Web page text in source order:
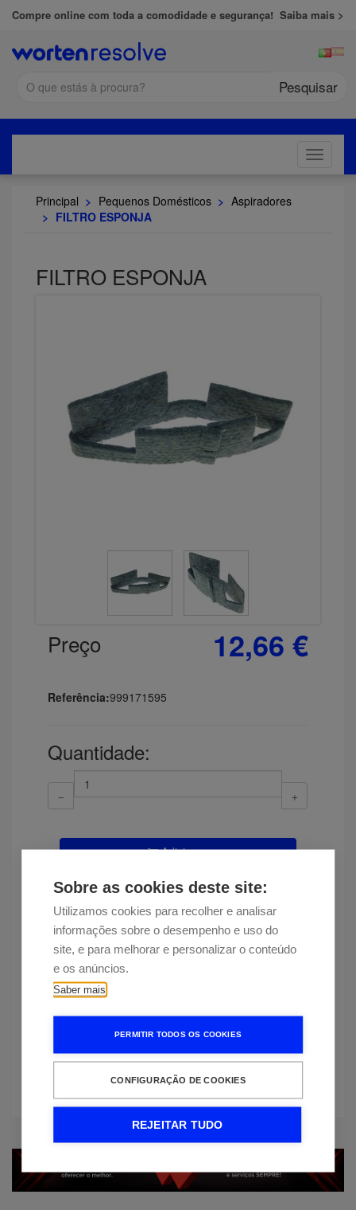
Sobre as cookies deste site:
Utilizamos cookies para recolher e analisar
informações sobre o desempenho e uso do
site, e para melhorar e personalizar o conteúdo
e os anúncios.
Saber mais
PERMITIR TODOS OS COOKIES
CONFIGURAÇÃO DE COOKIES
REJEITAR TUDO
Compre online com toda a comodidade e segurança! Saiba mais >
Pesquisar
Toggle
Principal > Pequenos Domésticos > Aspiradores
> FILTRO ESPONJA
FILTRO ESPONJA
Preço 12,66 €
Referência:999171595
Quantidade:
Adicionar
Disponibilidade
Entrega estimada em 11 dias
Encontrou esta peça a um preço
mais baixo?